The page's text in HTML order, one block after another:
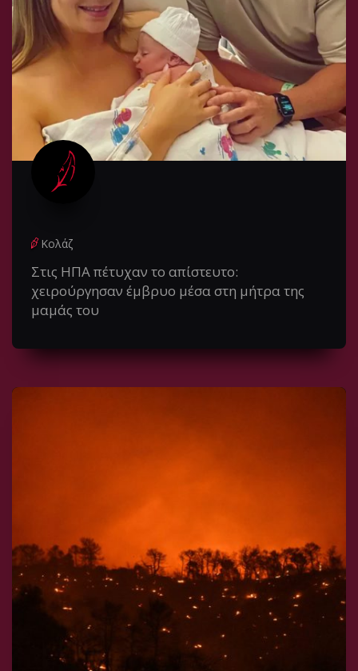
Κολάζ
Στις ΗΠΑ πέτυχαν το απίστευτο:
χειρούργησαν έμβρυο μέσα στη μήτρα της
μαμάς του